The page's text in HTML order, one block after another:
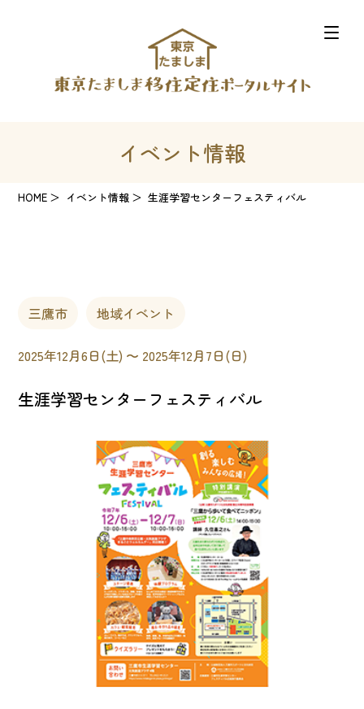
イベント情報
HOME イベント情報 生涯学習センターフェスティバル
三鷹市 地域イベント
2025年12月6日(土) 〜 2025年12月7日(日)
生涯学習センターフェスティバル